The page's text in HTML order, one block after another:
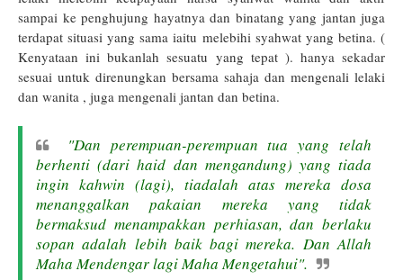
sampai ke penghujung hayatnya dan binatang yang jantan juga
terdapat situasi yang sama iaitu melebihi syahwat yang betina. (
Kenyataan ini bukanlah sesuatu yang tepat ). hanya sekadar
sesuai untuk direnungkan bersama sahaja dan mengenali lelaki
dan wanita , juga mengenali jantan dan betina.
"Dan perempuan-perempuan tua yang telah
berhenti (dari haid dan mengandung) yang tiada
ingin kahwin (lagi), tiadalah atas mereka dosa
menanggalkan pakaian mereka yang tidak
bermaksud menampakkan perhiasan, dan berlaku
sopan adalah lebih baik bagi mereka. Dan Allah
Maha Mendengar lagi Maha Mengetahui".